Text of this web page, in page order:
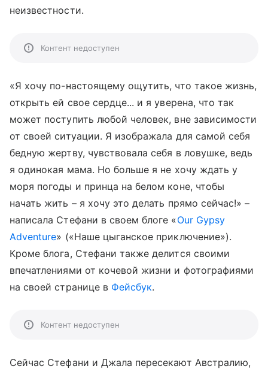
неизвестности.
Контент недоступен
«Я хочу по-настоящему ощутить, что такое жизнь,
открыть ей свое сердце... и я уверена, что так
может поступить любой человек, вне зависимости
от своей ситуации. Я изображала для самой себя
бедную жертву, чувствовала себя в ловушке, ведь
я одинокая мама. Но больше я не хочу ждать у
моря погоды и принца на белом коне, чтобы
начать жить – я хочу это делать прямо сейчас!» –
написала Стефани в своем блоге «Our Gypsy
Adventure» («Наше цыганское приключение»).
Кроме блога, Стефани также делится своими
впечатлениями от кочевой жизни и фотографиями
на своей странице в Фейсбук.
Контент недоступен
Сейчас Стефани и Джала пересекают Австралию,